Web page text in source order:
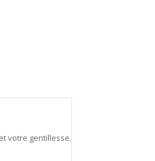
votre gentillesse.